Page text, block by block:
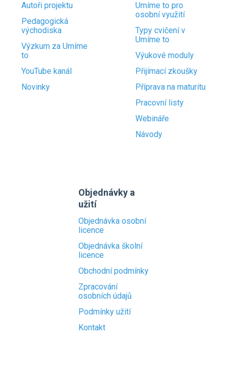
Autoři projektu
Pedagogická
východiska
Výzkum za Umíme
to
YouTube kanál
Novinky
Umíme to pro
osobní využití
Typy cvičení v
Umíme to
Výukové moduly
Přijímací zkoušky
Příprava na maturitu
Pracovní listy
Webináře
Návody
Objednávky a
užití
Objednávka osobní
licence
Objednávka školní
licence
Obchodní podmínky
Zpracování
osobních údajů
Podmínky užití
Kontakt